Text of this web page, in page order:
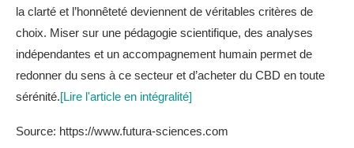
la clarté et l’honnêteté deviennent de véritables critères de
choix. Miser sur une pédagogie scientifique, des analyses
indépendantes et un accompagnement humain permet de
redonner du sens à ce secteur et d’acheter du CBD en toute
sérénité.[Lire l'article en intégralité]
Source: https://www.futura-sciences.com